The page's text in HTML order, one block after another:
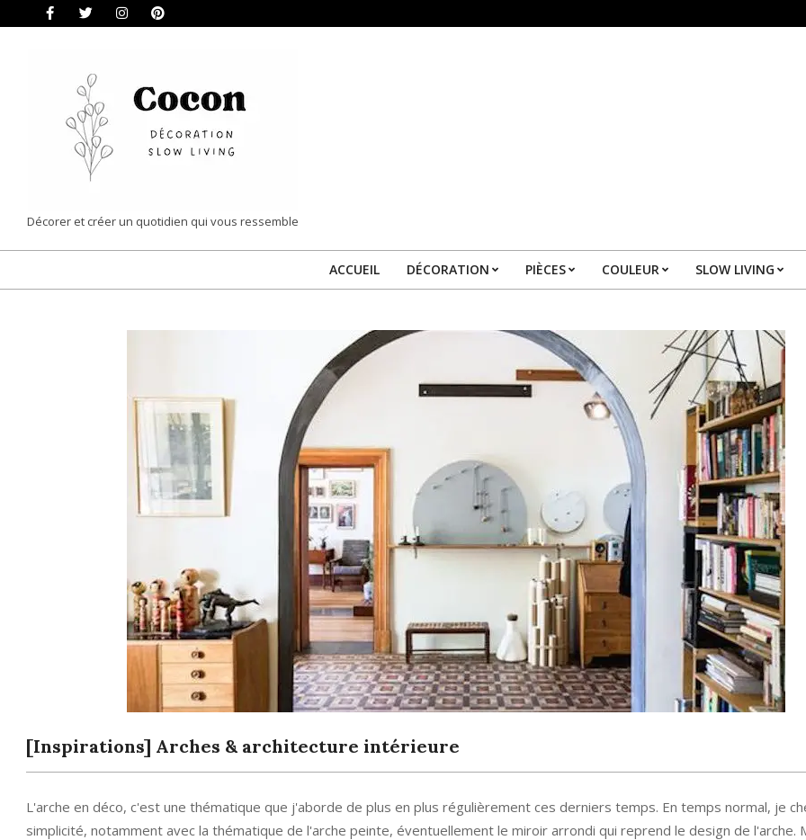
COCON
|
DÉCORATION
Décorer et créer un quotidien qui vous ressemble
Primary
Menu
ACCUEIL DÉCORATION PIÈCES COULEUR SLOW LIVING
[Inspirations] Arches & architecture intérieure
L'arche en déco, c'est une thématique que j'aborde de plus en plus régulièrement ces derniers temps. En temps normal, je
simplicité, notamment avec la thématique de l'arche peinte, éventuellement le miroir arrondi qui reprend le design de l'arche.